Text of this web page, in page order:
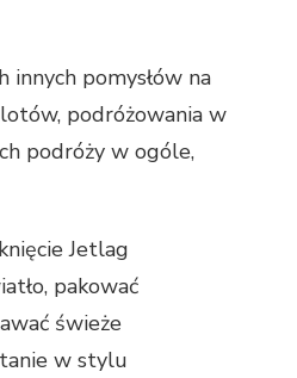
innych pomysłów na
podróżowania w
podróży w ogóle,
Jetlag
pakować
świeże
w stylu